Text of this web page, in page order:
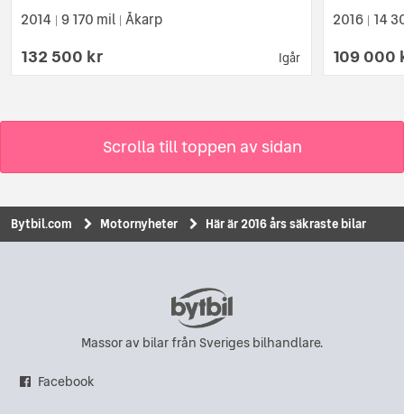
Igår
2014 9 170 mil Åkarp
132 500 kr
2016 14
109 000
Scrolla till toppen av sidan
Bytbil.com Motornyheter Här är 2016 års säkraste bilar
Massor av bilar från Sveriges bilhandlare.
Facebook